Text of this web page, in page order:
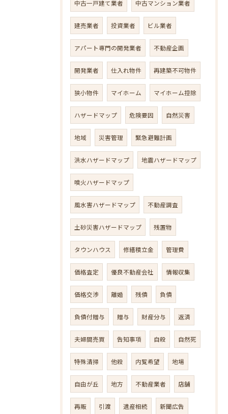
中古一戸建て業者 中古マンション業者
建売業者 投資業者 ビル業者
アパート専門の開発業者 不動産企画
開発業者 仕入れ物件 再建築不可物件
狭小物件 マイホーム マイホーム控除
ハザードマップ 危険要因 自然災害
地域 災害管理 緊急避難計画
洪水ハザードマップ 地震ハザードマップ
噴火ハザードマップ
風水害ハザードマップ 不動産調査
土砂災害ハザードマップ 残置物
タウンハウス 修繕積立金 管理費
価格査定 優良不動産会社 情報収集
価格交渉 離婚 残債 負債
負債付贈与 贈与 財産分与 返済
夫婦間売買 告知事項 自殺 自然死
特殊清掃 他殺 内覧希望 地場
自由が丘 地方 不動産業者 店舗
再販 引渡 遺産相続 新聞広告